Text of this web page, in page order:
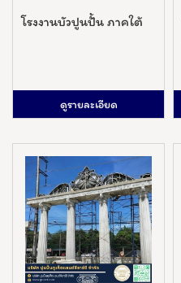
โรงงานบัวปูนปั้น ภาคใต้
ดูรายละเอียด